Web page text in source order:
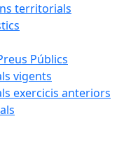
territorials
Públics
vigents
exercicis anteriors